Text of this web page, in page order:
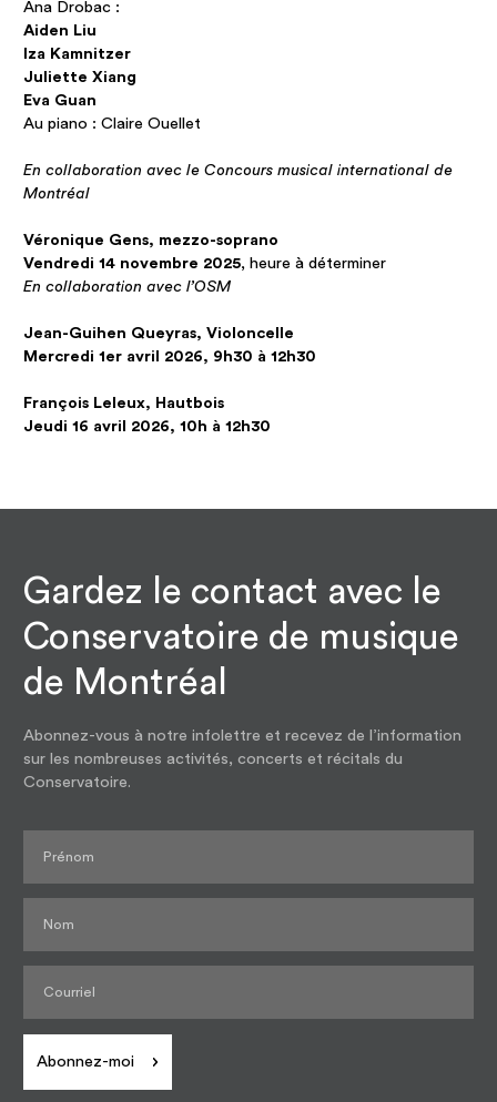
Ana Drobac :
Aiden Liu
Iza Kamnitzer
Juliette Xiang
Eva Guan
Au piano : Claire Ouellet
En collaboration avec le Concours musical international de
Montréal
Véronique Gens, mezzo-soprano
Vendredi 14 novembre 2025, heure à déterminer
En collaboration avec l’OSM
Jean-Guihen Queyras, Violoncelle
Mercredi 1er avril 2026, 9h30 à 12h30
François Leleux, Hautbois
Jeudi 16 avril 2026, 10h à 12h30
Gardez le contact avec le
Conservatoire de musique
de Montréal
Abonnez-vous à notre infolettre et recevez de l’information
sur les nombreuses activités, concerts et récitals du
Conservatoire.
Abonnez-moi